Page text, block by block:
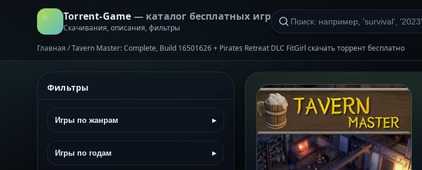
Torrent-Game — каталог бесплатных игр
Скачивания, описания, фильтры
Главная /Tavern Master: Complete, Build 16501626 + Pirates Retreat DLC FitGirl скачать торрент бесплатно
Фильтры
Игры по жанрам ▸
Игры по годам ▸